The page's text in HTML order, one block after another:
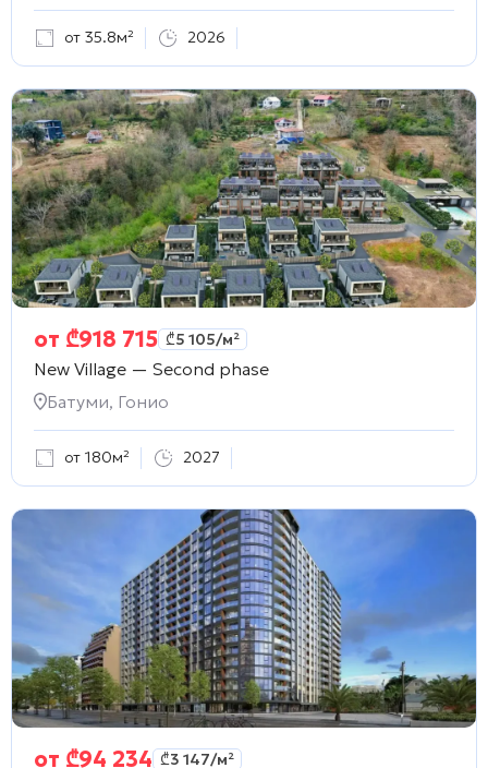
от 35.8м² 2026
от ₾918 715 ₾5 105/м²
New Village — Second phase
Батуми, Гонио
от 180м² 2027
от ₾94 234 ₾3 147/м²